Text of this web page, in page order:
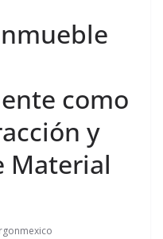
como
y
Material